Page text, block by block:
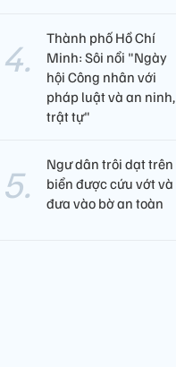
Thành phố Hồ Chí
Minh: Sôi nổi "Ngày
hội Công nhân với
pháp luật và an ninh,
trật tự"
Ngư dân trôi dạt trên
biển được cứu vớt và
đưa vào bờ an toàn